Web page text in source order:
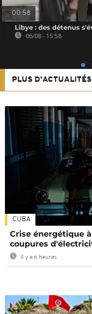
00:58
Libye : des détenus
06/08 - 15:58
PLUS D'ACTUALITÉS
CUBA
Crise énergétique
coupures
Il y a 6 heures